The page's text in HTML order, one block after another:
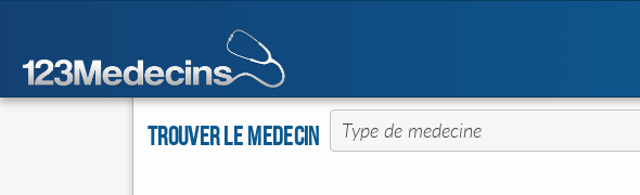
Trouver le Medecin